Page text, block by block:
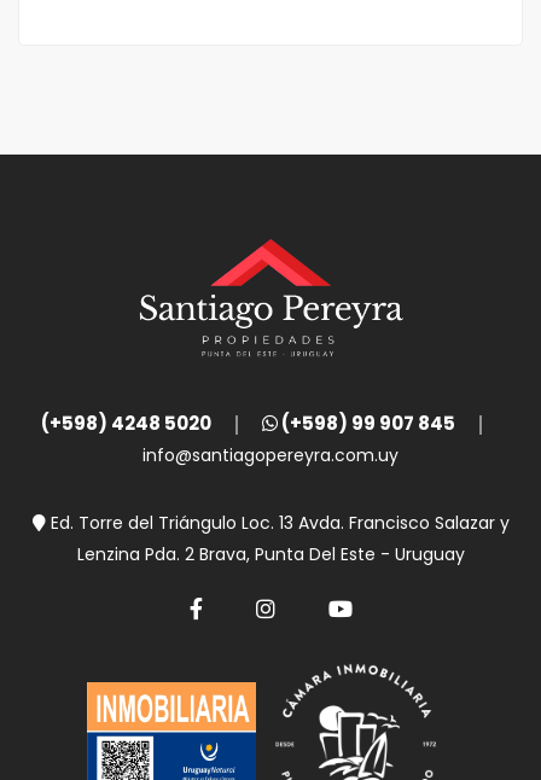
(+598) 4248 5020 (+598) 99 907 845
info@santiagopereyra.com.uy
Ed. Torre del Triángulo Loc. 13 Avda. Francisco Salazar y
Lenzina Pda. 2 Brava, Punta Del Este - Uruguay